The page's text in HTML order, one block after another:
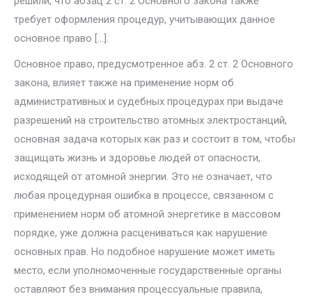
требует оформления процедур, учитывающих данное
основное право […].
Основное право, предусмотренное абз. 2 ст. 2 Основного
закона, влия­ет также на применение норм об
административных и судебных про­цедурах при выдаче
разрешений на строительство атомных электростан­ций,
основная задача которых как раз и состоит в том, чтобы
защищать жизнь и здоровье людей от опасности,
исходящей от атомной энергии. Это не означает, что
любая процедурная ошибка в процессе, связанном с
применением норм об атомной энергетике в массовом
порядке, уже должна расцениваться как нарушение
основных прав. Но подобное на­рушение может иметь
место, если уполномоченные государственные ор­ганы
оставляют без внимания процессуальные правила,